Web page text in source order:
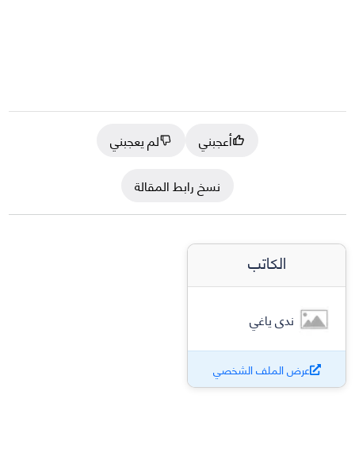
أعجبني
لم يعجبني
نسخ رابط المقالة
الكاتب
ندى ياغي
عرض الملف الشخصي